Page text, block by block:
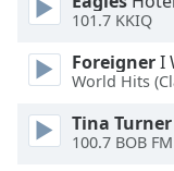
Background
Color
Opacity
101.7 KKIQ
ForeignerI
World Hits
Tina Turner
100.7 BOB FM